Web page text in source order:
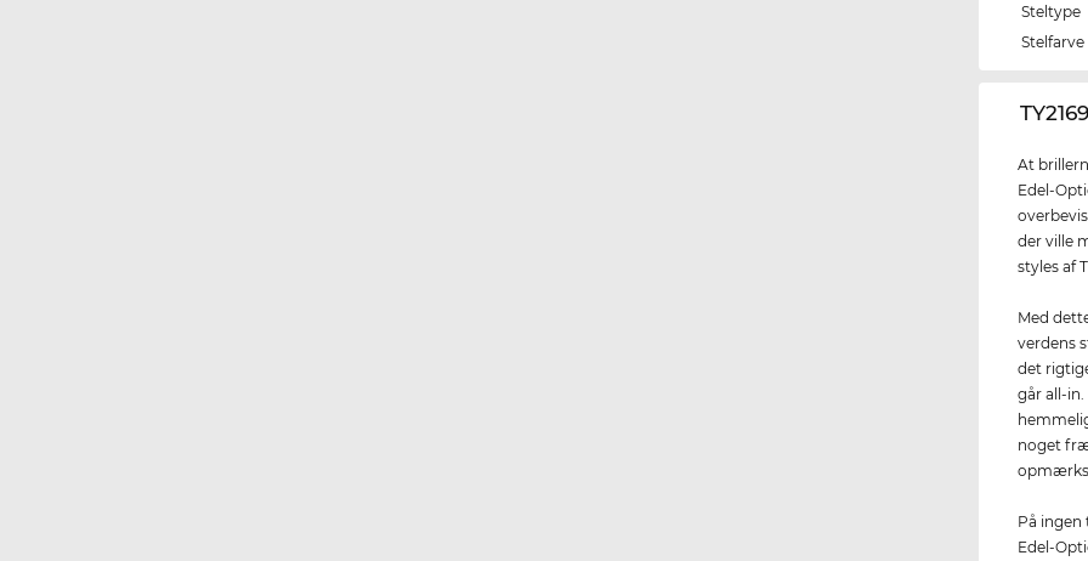
Steltype
Stelfarve
At
Edel-
der ville
styles af
Med
verdens
det
går all-in.
noget
På ingen
Edel-